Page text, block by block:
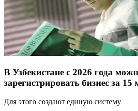
В Узбекистане с 2026 года
зарегистрировать бизнес за 15
Для этого создают единую систему